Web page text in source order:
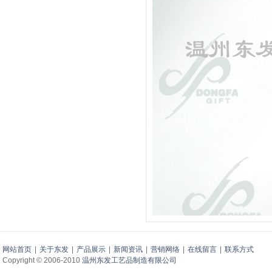
网站首页 关于东发 产品展示 新闻资讯 营销网络 在线留言
联系方式
Copyright © 2006-2010 温州东发工艺品制造有限公司